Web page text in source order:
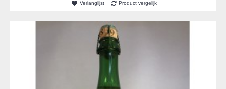
Verlanglijst Product vergelijk